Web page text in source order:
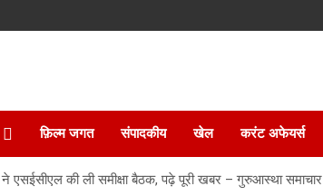
फ़िल्म जगत संपादकीय खेल करंट अफेयर्स
एसईसीएल की ली समीक्षा बैठक, पढ़े पूरी खबर – गुरुआस्था समाचार